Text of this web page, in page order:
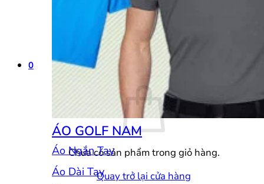
Chưa có sản phẩm trong giỏ hàng.
Quay trở lại cửa hàng
0
Giỏ hàng
Chưa có sản phẩm trong giỏ hàng.
Quay trở lại cửa hàng
ÁO GOLF NAM
Áo Ngắn Tay
Áo Dài Tay